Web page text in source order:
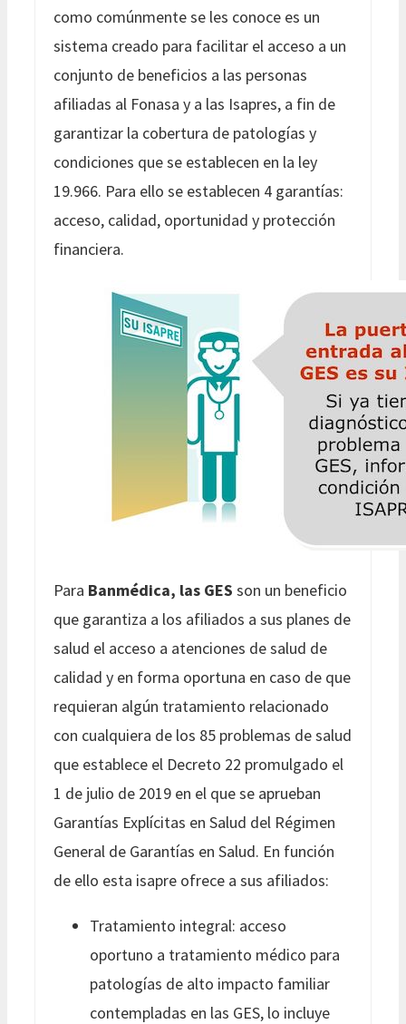
como comúnmente se les conoce es un
sistema creado para facilitar el acceso a un
conjunto de beneficios a las personas
afiliadas al Fonasa y a las Isapres, a fin de
garantizar la cobertura de patologías y
condiciones que se establecen en la ley
19.966. Para ello se establecen 4 garantías:
acceso, calidad, oportunidad y protección
financiera.
Para Banmédica, las GES son un beneficio
que garantiza a los afiliados a sus planes de
salud el acceso a atenciones de salud de
calidad y en forma oportuna en caso de que
requieran algún tratamiento relacionado
con cualquiera de los 85 problemas de salud
que establece el Decreto 22 promulgado el
1 de julio de 2019 en el que se aprueban
Garantías Explícitas en Salud del Régimen
General de Garantías en Salud. En función
de ello esta isapre ofrece a sus afiliados:
Tratamiento integral: acceso
oportuno a tratamiento médico para
patologías de alto impacto familiar
contempladas en las GES, lo incluye